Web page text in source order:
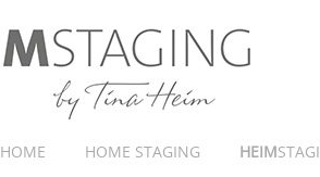
HOME HOME STAGING HEIM